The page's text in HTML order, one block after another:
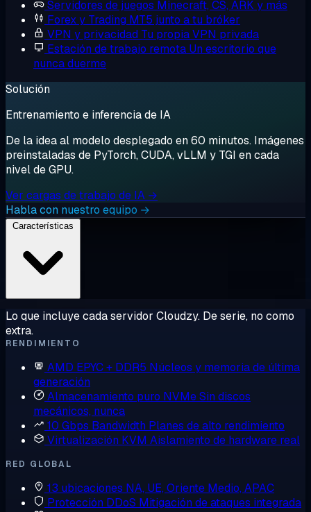
Servidores de juegos Minecraft, CS, ARK y más
Forex y Trading MT5 junto a tu bróker
VPN y privacidad Tu propia VPN privada
Estación de trabajo remota Un escritorio que
nunca duerme
Solución
Entrenamiento e inferencia de IA
De la idea al modelo desplegado en 60 minutos. Imágenes
preinstaladas de PyTorch, CUDA, vLLM y TGI en cada
nivel de GPU.
Ver cargas de trabajo de IA →
Habla con nuestro equipo →
Lo que incluye cada servidor Cloudzy. De serie, no como
extra.
RENDIMIENTO
AMD EPYC + DDR5 Núcleos y memoria de última
generación
Almacenamiento puro NVMeSin discos
mecánicos, nunca
10 Gbps Bandwidth Planes de alto rendimiento
Virtualización KVM Aislamiento de hardware real
RED GLOBAL
13 ubicaciones NA, UE, Oriente Medio, APAC
Protección DDoS Mitigación de ataques integrada